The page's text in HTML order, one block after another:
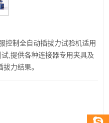
控制全自动插拔力试验机适用
,提供各种连接器专用夹具及
力结果。